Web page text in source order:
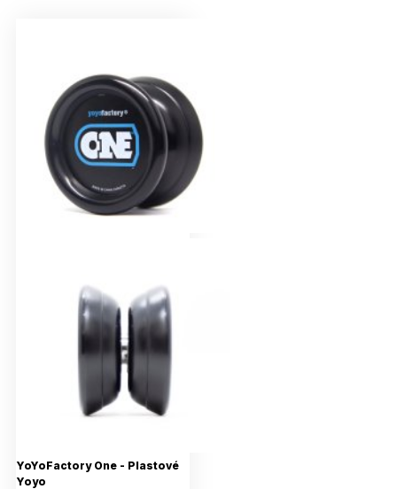
YoYoFactory One - Plastové
Yoyo